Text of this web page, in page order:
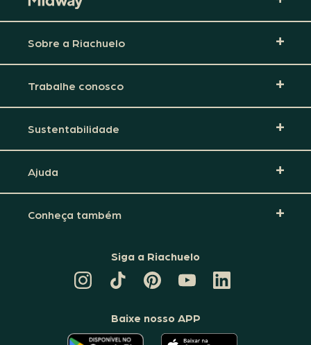
Sobre a Riachuelo
Trabalhe conosco
Sustentabilidade
Ajuda
Conheça também
Siga a Riachuelo
TIKTOK
DA
PINTEREST
DA
CANAL
DA
RIACHUELO
LINKEDIN
DA
Baixe nosso APP
O O